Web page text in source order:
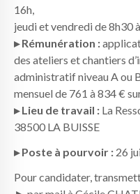
16h,
jeudi et vendredi de 8h30
▸ Rémunération :
des ateliers et chantiers
administratif niveau A ou
mensuel de 761 à 834 €
▸ Lieu de travail : La
38500 LA BUISSE
▸ Poste à pourvoir : 26
Pour candidater,